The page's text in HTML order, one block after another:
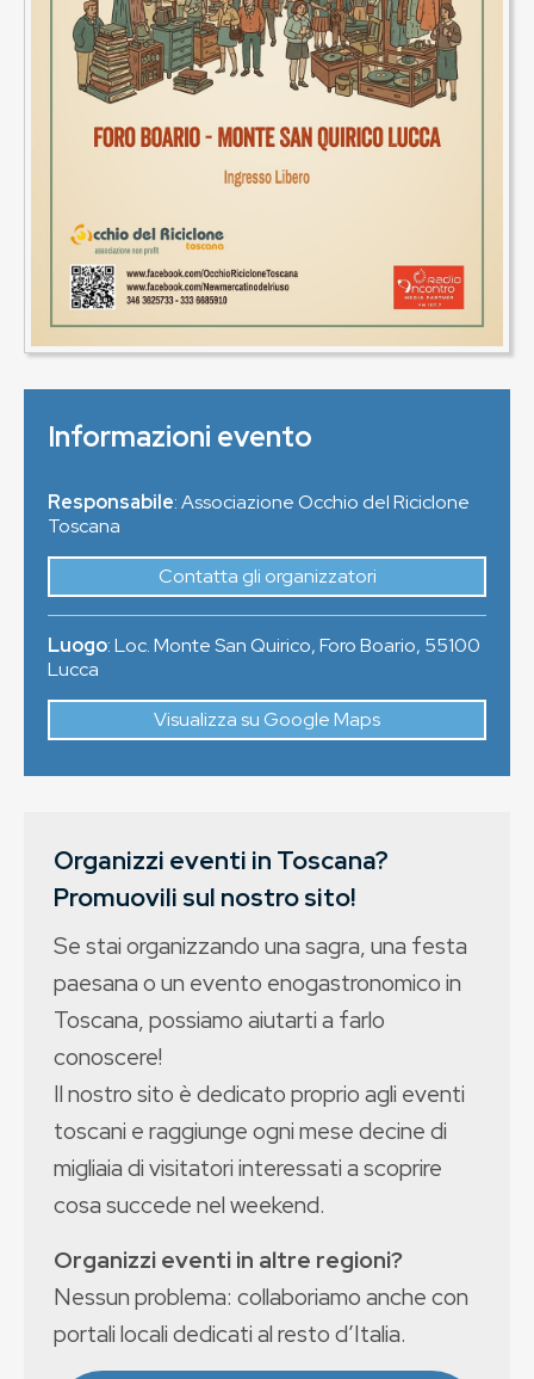
Informazioni evento
Responsabile: Associazione Occhio del Riciclone
Toscana
Contatta gli organizzatori
Luogo:Loc. Monte San Quirico, Foro Boario, 55100
Lucca
Visualizza su Google Maps
Organizzi eventi in Toscana?
Promuovili sul nostro sito!
Se stai organizzando una sagra, una festa
paesana o un evento enogastronomico in
Toscana, possiamo aiutarti a farlo
conoscere!
Il nostro sito è dedicato proprio agli eventi
toscani e raggiunge ogni mese decine di
migliaia di visitatori interessati a scoprire
cosa succede nel weekend.
Organizzi eventi in altre regioni?
Nessun problema: collaboriamo anche con
portali locali dedicati al resto d’Italia.